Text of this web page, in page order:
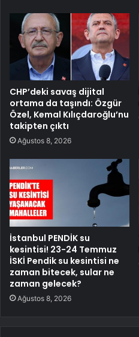
CHP’deki savaş dijital
ortama da taşındı: Özgür
Özel, Kemal Kılıçdaroğlu’nu
takipten çıktı
Ağustos 8, 2026
İstanbul PENDİK su
kesintisi! 23-24 Temmuz
İSKİ Pendik su kesintisi ne
zaman bitecek, sular ne
zaman gelecek?
Ağustos 8, 2026